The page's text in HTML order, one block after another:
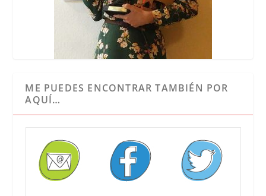
ME PUEDES ENCONTRAR TAMBIÉN POR
AQUÍ…